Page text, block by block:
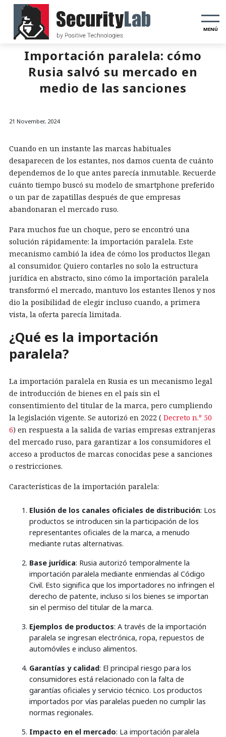
MENÚ
Importación paralela: cómo
Rusia salvó su mercado en
medio de las sanciones
21 November, 2024
Cuando en un instante las marcas habituales
desaparecen de los estantes, nos damos cuenta de cuánto
dependemos de lo que antes parecía inmutable. Recuerde
cuánto tiempo buscó su modelo de smartphone preferido
o un par de zapatillas después de que empresas
abandonaran el mercado ruso.
Para muchos fue un choque, pero se encontró una
solución rápidamente: la importación paralela. Este
mecanismo cambió la idea de cómo los productos llegan
al consumidor. Quiero contarles no solo la estructura
jurídica en abstracto, sino cómo la importación paralela
transformó el mercado, mantuvo los estantes llenos y nos
dio la posibilidad de elegir incluso cuando, a primera
vista, la oferta parecía limitada.
¿Qué es la importación
paralela?
La importación paralela en Rusia es un mecanismo legal
de introducción de bienes en el país sin el
consentimiento del titular de la marca, pero cumpliendo
la legislación vigente. Se autorizó en 2022 ( Decreto n.º 50
6) en respuesta a la salida de varias empresas extranjeras
del mercado ruso, para garantizar a los consumidores el
acceso a productos de marcas conocidas pese a sanciones
o restricciones.
Características de la importación paralela:
Elusión de los canales oficiales de distribución: Los
productos se introducen sin la participación de los
representantes oficiales de la marca, a menudo
mediante rutas alternativas.
Base jurídica: Rusia autorizó temporalmente la
importación paralela mediante enmiendas al Código
Civil. Esto significa que los importadores no infringen el
derecho de patente, incluso si los bienes se importan
sin el permiso del titular de la marca.
Ejemplos de productos: A través de la importación
paralela se ingresan electrónica, ropa, repuestos de
automóviles e incluso alimentos.
Garantías y calidad: El principal riesgo para los
consumidores está relacionado con la falta de
garantías oficiales y servicio técnico. Los productos
importados por vías paralelas pueden no cumplir las
normas regionales.
Impacto en el mercado: La importación paralela